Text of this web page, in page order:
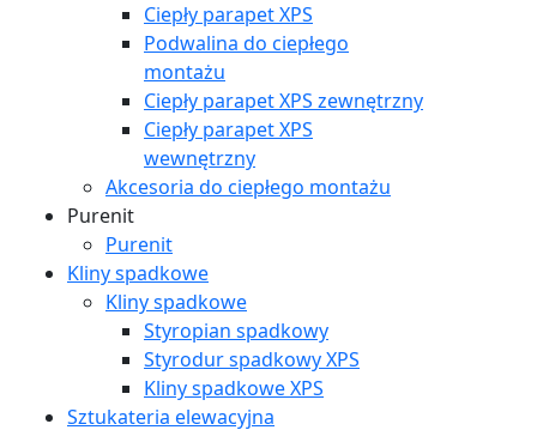
Ciepły parapet XPS
Podwalina do ciepłego
montażu
Ciepły parapet XPS zewnętrzny
Ciepły parapet XPS
wewnętrzny
Akcesoria do ciepłego montażu
Purenit
Purenit
Kliny spadkowe
Kliny spadkowe
Styropian spadkowy
Styrodur spadkowy XPS
Kliny spadkowe XPS
Sztukateria elewacyjna